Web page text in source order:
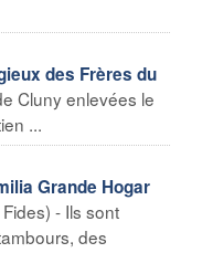
des Frères du
Cluny enlevées le
...
Grande Hogar
- Ils sont
des